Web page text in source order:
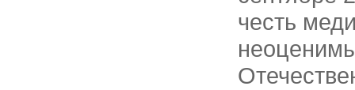
честь